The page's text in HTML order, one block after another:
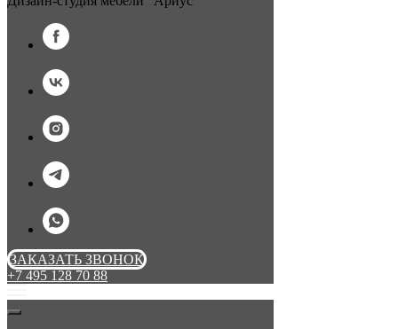
ЗАКАЗАТЬ ЗВОНОК
+7 495 128 70 88